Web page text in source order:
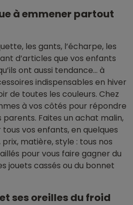
à emmener partout
les gants, l’écharpe, les
d’articles que vos enfants
ont aussi tendance… à
indispensables en hiver
de toutes les couleurs. Chez
à vos côtés pour répondre
parents. Faites un achat malin,
vos enfants, en quelques
matière, style : tous nos
pour vous faire gagner du
jouets cassés ou du bonnet
ses oreilles du froid